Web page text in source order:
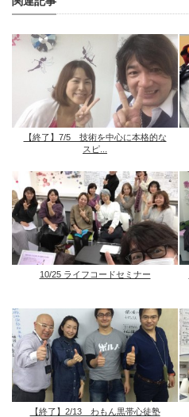
【終了】7/5 技術を中心に本格的な
スピ...
10/25 ライフコードセミナー
【終了】2/13 わもん黒帯心徒塾